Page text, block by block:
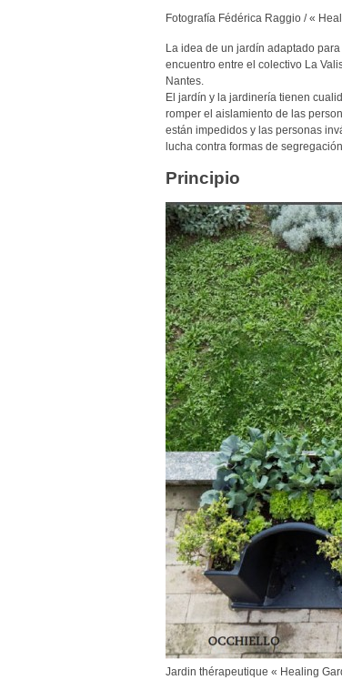
Fotografía Fédérica Raggio / «
La idea de un jardín adaptado
encuentro entre el colectivo La
Nantes.
El jardín y la jardinería tienen
romper el aislamiento de las
están impedidos y las personas
lucha contra formas de
Principio
Jardin thérapeutique « Healing